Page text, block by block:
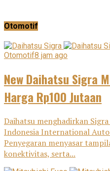
Otomotif
Otomotif8 jam ago
New Daihatsu Sigra
Harga Rp100 Jutaan
Daihatsu menghadirkan
Indonesia International Auto
Penyegaran menyasar
konektivitas, serta...